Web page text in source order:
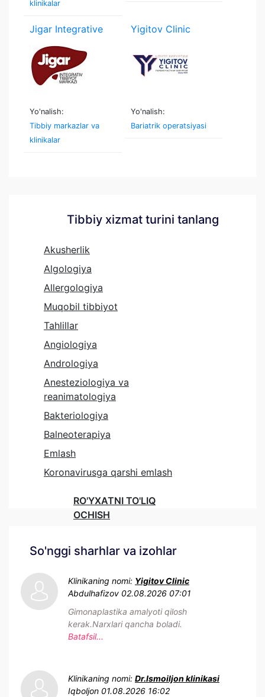
klinikalar
Jigar Integrative
Yo'nalish:
Tibbiy markazlar va
klinikalar
Yigitov Clinic
Yo'nalish:
Bariatrik operatsiyasi
Tibbiy xizmat turini tanlang
Akusherlik
Algologiya
Allergologiya
Muqobil tibbiyot
Tahlillar
Angiologiya
Andrologiya
Anesteziologiya va
reanimatologiya
Bakteriologiya
Balneoterapiya
Emlash
Koronavirusga qarshi emlash
RO'YXATNI TO'LIQ
OCHISH
So'nggi sharhlar va izohlar
Klinikaning nomi: Yigitov Clinic
Abdulhafizov 02.08.2026 07:01
Gimonaplastika amalyoti qilosh
kerak.Narxlari qancha boladi.
Batafsil...
Klinikaning nomi: Dr.Ismoiljon klinikasi
Iqboljon 01.08.2026 16:02